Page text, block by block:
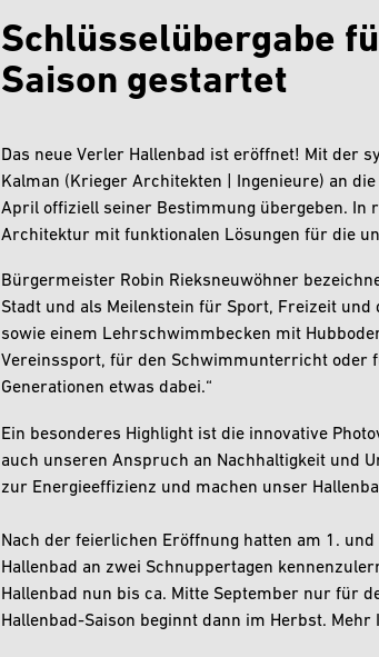
Schlüsselübergabe
Saison gestartet
Das neue Verler Hallenbad ist eröffnet! Mit der
Kalman (Krieger Architekten | Ingenieure) an
April offiziell seiner Bestimmung übergeben. In
Architektur mit funktionalen Lösungen für die
Bürgermeister Robin Rieksneuwöhner
Stadt und als Meilenstein für Sport, Freizeit
sowie einem Lehrschwimmbecken mit
Vereinssport, für den Schwimmunterricht oder
Generationen etwas dabei.“
Ein besonderes Highlight ist die innovative
auch unseren Anspruch an Nachhaltigkeit und
zur Energieeffizienz und machen unser
Nach der feierlichen Eröffnung hatten am 1.
Hallenbad an zwei Schnuppertagen
Hallenbad nun bis ca. Mitte September nur für
Hallenbad-Saison beginnt dann im Herbst.